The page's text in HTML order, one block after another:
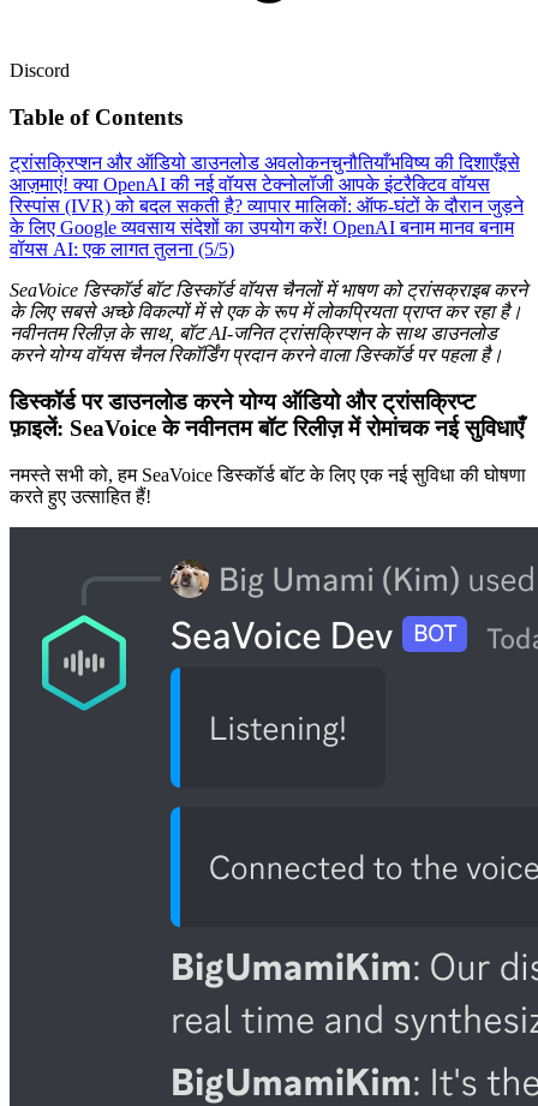
Discord
Table of Contents
ट्रांसक्रिप्शन और ऑडियो डाउनलोड अवलोकनचुनौतियाँभविष्य की दिशाएँइसे
आज़माएं! क्या OpenAI की नई वॉयस टेक्नोलॉजी आपके इंटरैक्टिव वॉयस
रिस्पांस (IVR) को बदल सकती है?व्यापार मालिकों: ऑफ-घंटों के दौरान जुड़ने
के लिए Google व्यवसाय संदेशों का उपयोग करें! OpenAI बनाम मानव बनाम
वॉयस AI: एक लागत तुलना (5/5)
SeaVoice डिस्कॉर्ड बॉट डिस्कॉर्ड वॉयस चैनलों में भाषण को ट्रांसक्राइब करने
के लिए सबसे अच्छे विकल्पों में से एक के रूप में लोकप्रियता प्राप्त कर रहा है।
नवीनतम रिलीज़ के साथ, बॉट AI-जनित ट्रांसक्रिप्शन के साथ डाउनलोड
करने योग्य वॉयस चैनल रिकॉर्डिंग प्रदान करने वाला डिस्कॉर्ड पर पहला है।
डिस्कॉर्ड पर डाउनलोड करने योग्य ऑडियो और ट्रांसक्रिप्ट
फ़ाइलें: SeaVoice के नवीनतम बॉट रिलीज़ में रोमांचक नई सुविधाएँ
नमस्ते सभी को, हम SeaVoice डिस्कॉर्ड बॉट के लिए एक नई सुविधा की घोषणा
करते हुए उत्साहित हैं!